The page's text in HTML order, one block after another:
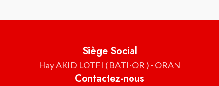
Siège Social
Hay AKID LOTFI ( BATI-OR ) - ORAN
Contactez-nous